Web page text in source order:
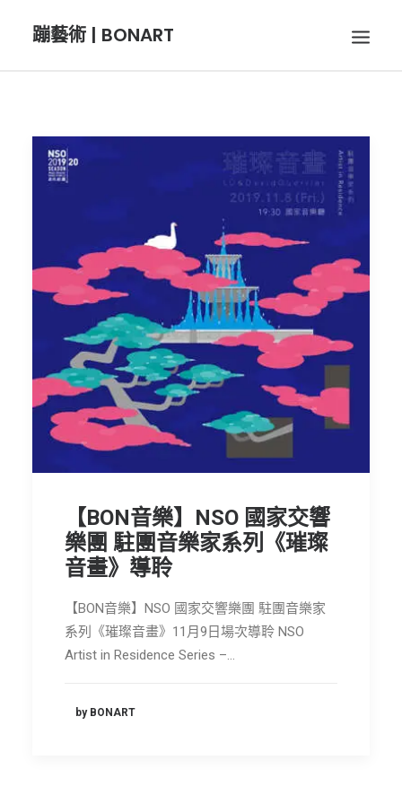
蹦藝術 | BONART
BON插畫
BON旅行
節慶長笛樂團
SEARCH
【BON音樂】NSO 國家交響
樂團 駐團音樂家系列《璀璨
音畫》導聆
【BON音樂】NSO 國家交響樂團 駐團音樂家
系列《璀璨音畫》11月9日場次導聆 NSO
Artist in Residence Series –…
by BONART